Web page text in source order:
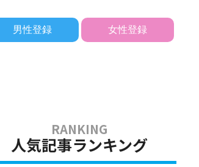
男性登録 女性登録
人気記事ランキング